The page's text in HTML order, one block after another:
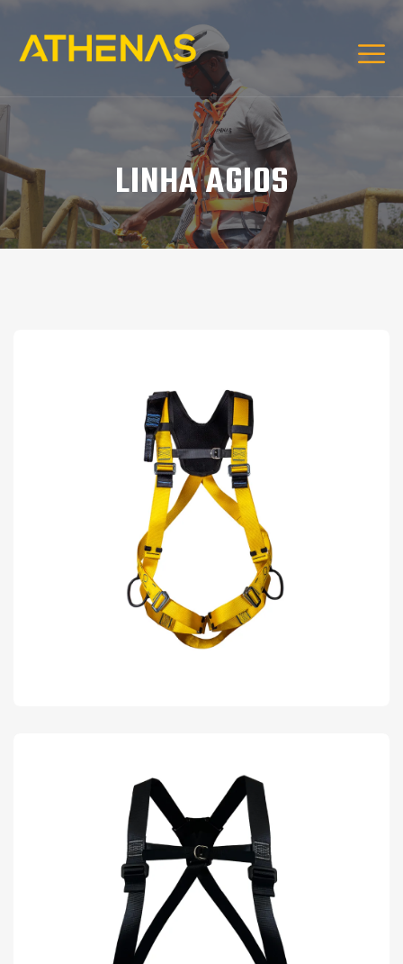
LINHA AGIOS
CINTOS DE SEGURANÇA
DESTAQUES
LINHA AGIOS